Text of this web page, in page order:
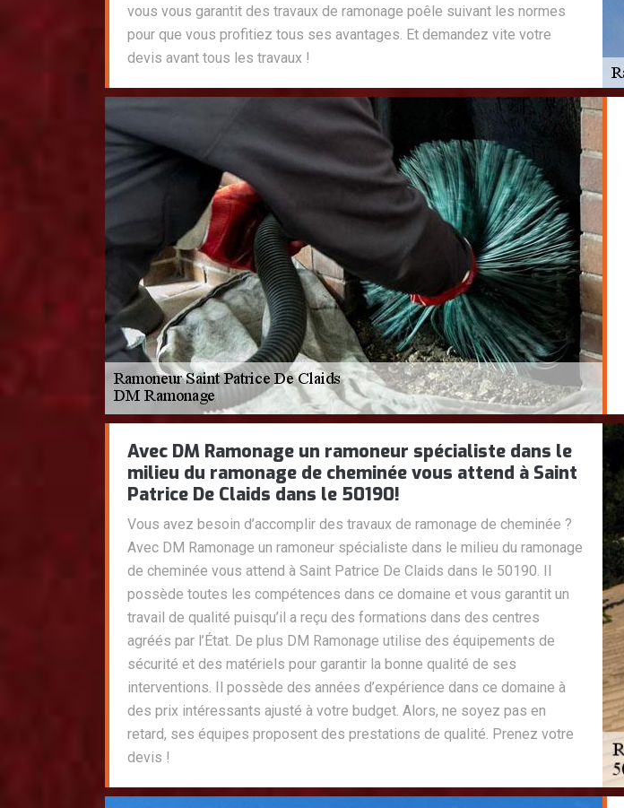
vous vous garantit des travaux de ramonage poêle suivant les normes
pour que vous profitiez tous ses avantages. Et demandez vite votre
devis avant tous les travaux !
Avec DM Ramonage un ramoneur spécialiste dans le
milieu du ramonage de cheminée vous attend à Saint
Patrice De Claids dans le 50190!
Vous avez besoin d’accomplir des travaux de ramonage de cheminée ?
Avec DM Ramonage un ramoneur spécialiste dans le milieu du ramonage
de cheminée vous attend à Saint Patrice De Claids dans le 50190. Il
possède toutes les compétences dans ce domaine et vous garantit un
travail de qualité puisqu’il a reçu des formations dans des centres
agréés par l’État. De plus DM Ramonage utilise des équipements de
sécurité et des matériels pour garantir la bonne qualité de ses
interventions. Il possède des années d’expérience dans ce domaine à
des prix intéressants ajusté à votre budget. Alors, ne soyez pas en
retard, ses équipes proposent des prestations de qualité. Prenez votre
devis !